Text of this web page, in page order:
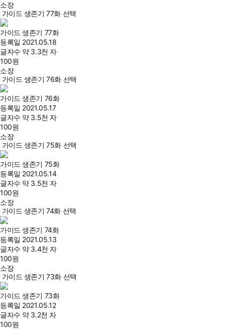
소장
가이드 생존기 77화 선택
가이드 생존기 77화
등록일 2021.05.18
글자수 약 3.3천 자
100원
소장
가이드 생존기 76화 선택
가이드 생존기 76화
등록일 2021.05.17
글자수 약 3.5천 자
100원
소장
가이드 생존기 75화 선택
가이드 생존기 75화
등록일 2021.05.14
글자수 약 3.5천 자
100원
소장
가이드 생존기 74화 선택
가이드 생존기 74화
등록일 2021.05.13
글자수 약 3.4천 자
100원
소장
가이드 생존기 73화 선택
가이드 생존기 73화
등록일 2021.05.12
글자수 약 3.2천 자
100원